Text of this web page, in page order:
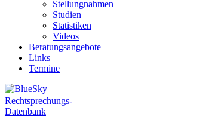
Stellungnahmen
Studien
Statistiken
Videos
Beratungsangebote
Links
Termine
Rechtsprechungs-
Datenbank